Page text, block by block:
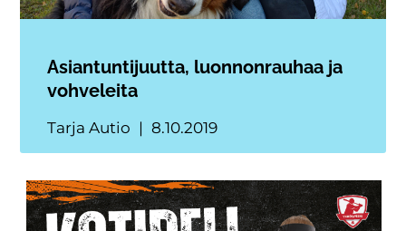
Asiantuntijuutta, luonnonrauhaa ja
vohveleita
Tarja Autio 8.10.2019